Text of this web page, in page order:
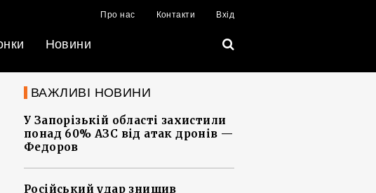
Про нас Контакти Вхід
Новини
ВАЖЛИВІ НОВИНИ
У Запорізькій області захистили
понад 60% АЗС від атак дронів —
Федоров
Російський удар знищив